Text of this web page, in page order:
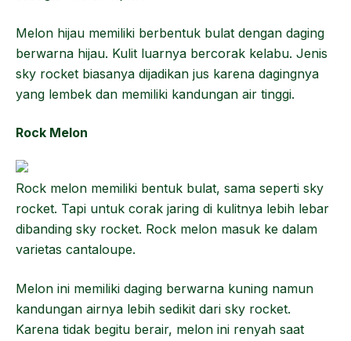
Melon hijau memiliki berbentuk bulat dengan daging
berwarna hijau. Kulit luarnya bercorak kelabu. Jenis
sky rocket biasanya dijadikan jus karena dagingnya
yang lembek dan memiliki kandungan air tinggi.
Rock Melon
Rock melon memiliki bentuk bulat, sama seperti sky
rocket. Tapi untuk corak jaring di kulitnya lebih lebar
dibanding sky rocket. Rock melon masuk ke dalam
varietas cantaloupe.
Melon ini memiliki daging berwarna kuning namun
kandungan airnya lebih sedikit dari sky rocket.
Karena tidak begitu berair, melon ini renyah saat